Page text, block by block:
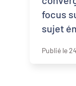
focus
sujet
pour
Publié le